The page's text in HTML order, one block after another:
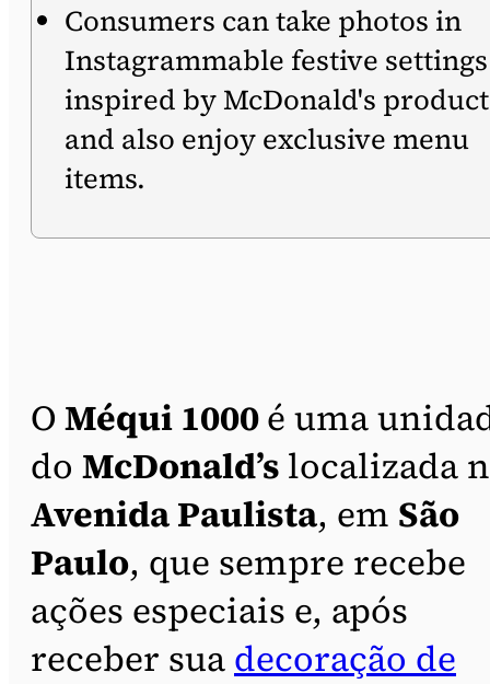
Consumers can take photos in
Instagrammable festive settings
inspired by McDonald's
and also enjoy exclusive menu
items.
O Méqui 1000é uma
do McDonald’s localizada
Avenida Paulista, em São
Paulo, que sempre recebe
ações especiais e, após
receber sua decoração de